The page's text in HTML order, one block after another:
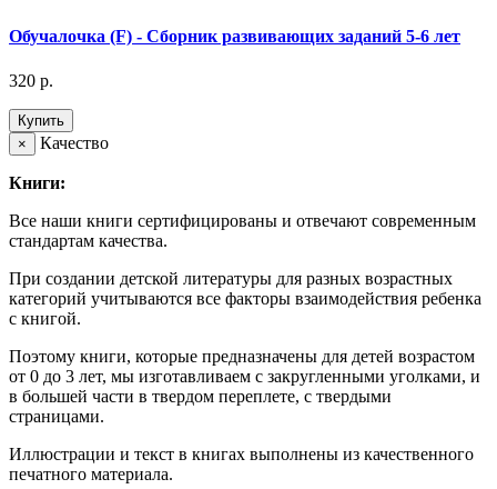
Обучалочка (F) - Сборник развивающих заданий 5-6 лет
320 р.
Купить
×
Качество
Книги:
Все наши книги сертифицированы и отвечают современным
стандартам качества.
При создании детской литературы для разных возрастных
категорий учитываются все факторы взаимодействия ребенка
с книгой.
Поэтому книги, которые предназначены для детей возрастом
от 0 до 3 лет, мы изготавливаем с закругленными уголками, и
в большей части в твердом переплете, с твердыми
страницами.
Иллюстрации и текст в книгах выполнены из качественного
печатного материала.